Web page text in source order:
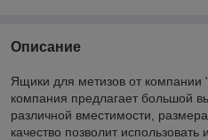
Описание
Ящики для метизов от
компания предлагает большой
различной вместимости,
качество позволит использовать